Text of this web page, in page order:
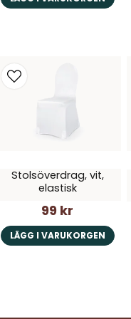
Stolsöverdrag, vit,
elastisk
99 kr
LÄGG I VARUKORGEN